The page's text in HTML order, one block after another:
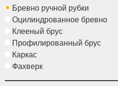
Бревно ручной рубки
Оцилиндрованное бревно
Клееный брус
Профилированный брус
Каркас
Фахверк